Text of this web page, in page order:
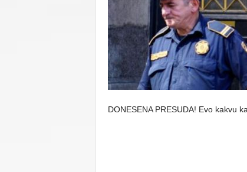
U
DONESENA PRESUDA! Evo kakvu